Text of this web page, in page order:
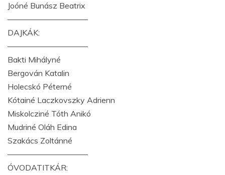
Joóné Bunász Beatrix
——————————
DAJKÁK:
——————————
Bakti Mihályné
Bergován Katalin
Holecskó Péterné
Kótainé Laczkovszky Adrienn
Miskolcziné Tóth Anikó
Mudriné Oláh Edina
Szakács Zoltánné
——————————
ÓVODATITKÁR: